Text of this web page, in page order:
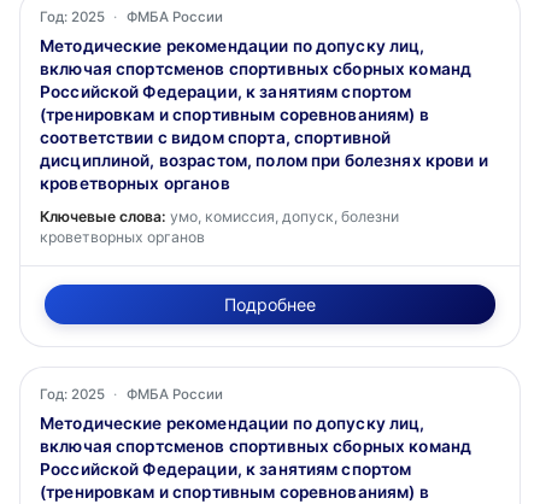
Год: 2025 · ФМБА России
Методические рекомендации по допуску лиц,
включая спортсменов спортивных сборных команд
Российской Федерации, к занятиям спортом
(тренировкам и спортивным соревнованиям) в
соответствии с видом спорта, спортивной
дисциплиной, возрастом, полом при болезнях крови и
кроветворных органов
Ключевые слова: умо, комиссия, допуск, болезни
кроветворных органов
Подробнее
Год: 2025 · ФМБА России
Методические рекомендации по допуску лиц,
включая спортсменов спортивных сборных команд
Российской Федерации, к занятиям спортом
(тренировкам и спортивным соревнованиям) в